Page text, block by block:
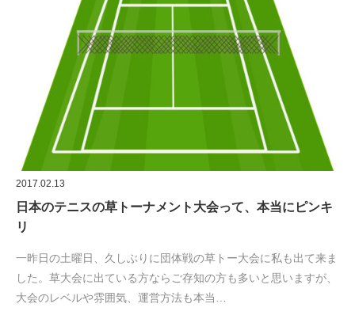
2017.02.13
日本のテニスの草トーナメント大会って、本当にピンキ
リ
一昨日の土曜日、久しぶりに団体戦の草トー大会に私も出て来ま
した。草大会に出ている方ならご存知の方も多いと思いますが、
大会のレベルや雰囲気、運営方法も本当…